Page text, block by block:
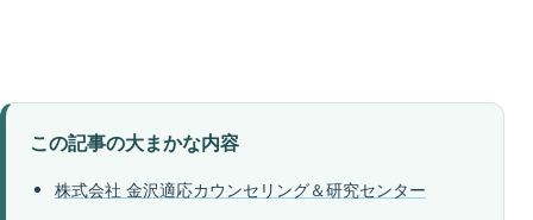
この記事の大まかな内容
株式会社 金沢適応カウンセリング＆研究センター